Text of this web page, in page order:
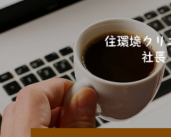
住環境ク リ
中の